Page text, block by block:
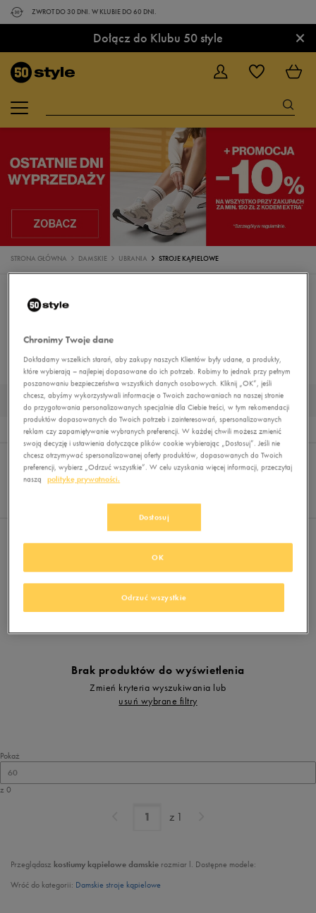
ZWROT DO 30 DNI. W KLUBIE DO 60 DNI.
Dołącz do Klubu 50 style ×
STRONA GŁÓWNA DAMSKIE UBRANIA STROJE KĄPIELOWE
KOSZULKI
STROJE KĄPIELOWE
BEZRĘKAWNIKI KURTKI PRZEJŚCIOWE KURTKI ZIMOWE MUST HAVE
STROJE KĄPIELOWE DAMSKIE ROZMIAR L
0
Wyników
Sortuj:
REKOMENDOWANE
FILTRUJ (1)
Pokaż
z 0
Wybrane filtry: L Wyczyść filtry
Brak produktów do wyświetlenia
Zmień kryteria wyszukiwania lub
usuń wybrane filtry
Pokaż
60
z 0
z 1
Przeglądasz kostiumy kąpielowe damskie rozmiar l. Dostępne modele:
Wróć do kategorii: Damskie stroje kąpielowe
Chronimy Twoje dane
Dokładamy wszelkich starań, aby zakupy naszych Klientów były udane, a produkty,
które wybierają – najlepiej dopasowane do ich potrzeb. Robimy to jednak przy pełnym
poszanowaniu bezpieczeństwa wszystkich danych osobowych. Kliknij „OK”, jeśli
chcesz, abyśmy wykorzystywali informacje o Twoich zachowaniach na naszej stronie
do przygotowania personalizowanych specjalnie dla Ciebie treści, w tym rekomendacji
produktów dopasowanych do Twoich potrzeb i zainteresowań, spersonalizowanych
reklam czy zapamiętywanie wybranych preferencji. W każdej chwili możesz zmienić
swoją decyzję i ustawienia dotyczące plików cookie wybierając „Dostosuj”. Jeśli nie
chcesz otrzymywać spersonalizowanej oferty produktów, dopasowanych do Twoich
preferencji, wybierz „Odrzuć wszystkie”. W celu uzyskania więcej informacji, przeczytaj
naszą
politykę prywatności.
Dostosuj
Odrzuć wszystkie
OK